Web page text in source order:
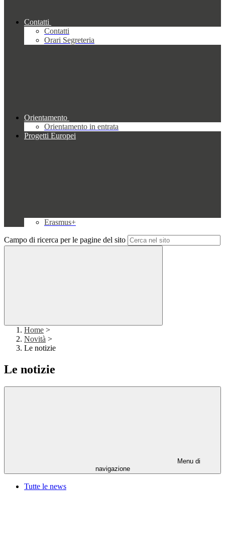
Contatti
Contatti
Orari Segreteria
Orientamento
Orientamento in entrata
Progetti Europei
Erasmus+
Campo di ricerca per le pagine del sito
Home >
Novità >
Le notizie
Le notizie
Menu di
navigazione
Tutte le news